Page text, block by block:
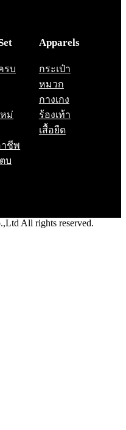
รบ
ม่
ชีพ
บ
Apparels
กระเป๋า
หมวก
กางเกง
ร้องเท้า
เสื้อยืด
All rights reserved.